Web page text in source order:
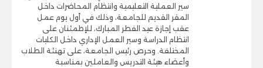
سير العملية التعليمية وانتظام المحاضرات داخل
المقر القديم للجامعة، وذلك في أول يوم عمل
عقب إجازة عيد الفطر المبارك، للإطمئنان على
انتظام الدراسة وسير العمل الإداري داخل الكليات
المختلفة. وحرص رئيس الجامعة، على تهنئة الطلاب
وأعضاء هيئة التدريس والعاملين بمناسبة